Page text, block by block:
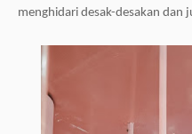
menghidari desak-desakan dan